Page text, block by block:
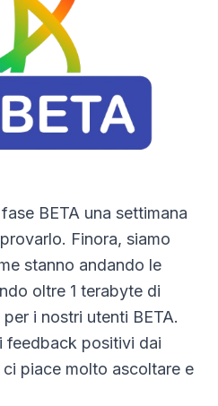
BETA una settimana
Finora, siamo
stanno andando le
oltre 1 terabyte di
i nostri utenti BETA.
feedback positivi dai
piace molto ascoltare e